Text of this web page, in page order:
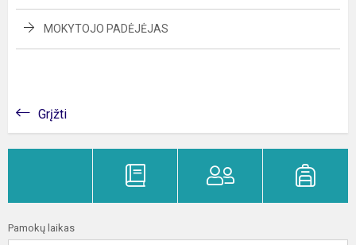
MOKYTOJO PADĖJĖJAS
Grįžti
Pamokų laikas